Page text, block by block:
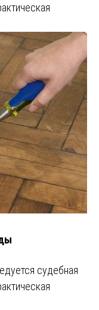
судебная